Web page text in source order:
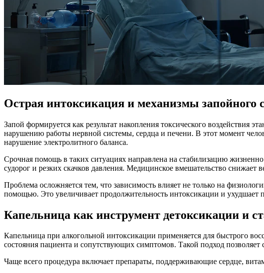
Острая интоксикация и механизмы запойного
Запой формируется как результат накопления токсического воздействия
нарушению работы нервной системы, сердца и печени. В этот момент
нарушение электролитного баланса.
Срочная помощь в таких ситуациях направлена на стабилизацию
судорог и резких скачков давления. Медицинское вмешательство снижает
Проблема осложняется тем, что зависимость влияет не только на
помощью. Это увеличивает продолжительность интоксикации и ухудшает
Капельница как инструмент детоксикации и
Капельница при алкогольной интоксикации применяется для быстрого
состояния пациента и сопутствующих симптомов. Такой подход позволяет
Чаще всего процедура включает препараты, поддерживающие сердце,